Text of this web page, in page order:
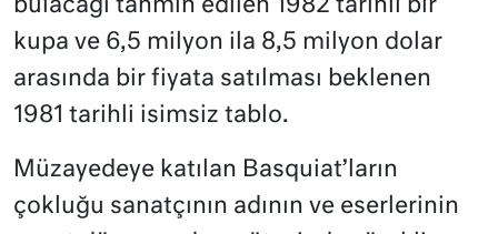
bulacağı tahmin edilen 1982 tarihli bir
kupa ve 6,5 milyon ila 8,5 milyon dolar
arasında bir fiyata satılması beklenen
1981 tarihli isimsiz tablo.
Müzayedeye katılan Basquiat’ların
çokluğu sanatçının adının ve eserlerinin